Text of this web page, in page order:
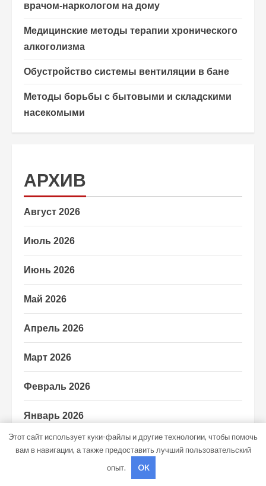
врачом-наркологом на дому
Медицинские методы терапии хронического
алкоголизма
Обустройство системы вентиляции в бане
Методы борьбы с бытовыми и складскими
насекомыми
АРХИВ
Август 2026
Июль 2026
Июнь 2026
Май 2026
Апрель 2026
Март 2026
Февраль 2026
Январь 2026
Декабрь 2025
Этот сайт использует куки-файлы и другие технологии, чтобы помочь
вам в навигации, а также предоставить лучший пользовательский
опыт.
OK